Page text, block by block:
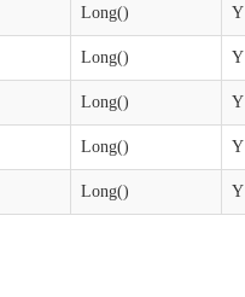
Long() Y
Long() Y
Long() Y
Long() Y
Long() Y